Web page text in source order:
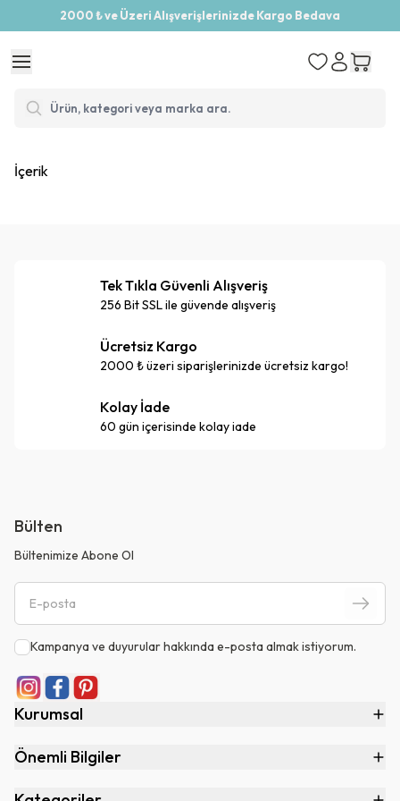
2000 ₺ ve Üzeri Alışverişlerinizde Kargo Bedava
İçerik
Tek Tıkla Güvenli Alışveriş
256 Bit SSL ile güvende alışveriş
Ücretsiz Kargo
2000 ₺ üzeri siparişlerinizde ücretsiz kargo!
Kolay İade
60 gün içerisinde kolay iade
Bülten
Bültenimize Abone Ol
Kampanya ve duyurular hakkında e-posta almak istiyorum.
Kurumsal
Önemli Bilgiler